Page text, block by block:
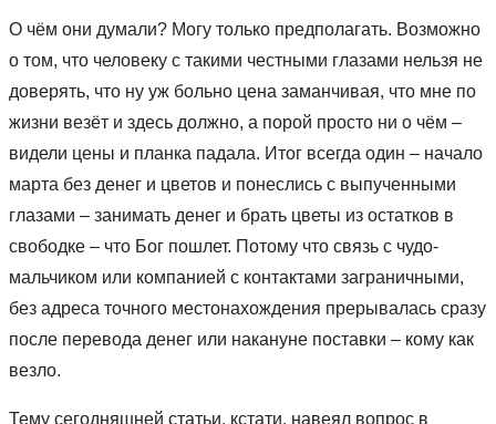
О чём они думали? Могу только предполагать. Возможно
о том, что человеку с такими честными глазами нельзя не
доверять, что ну уж больно цена заманчивая, что мне по
жизни везёт и здесь должно, а порой просто ни о чём –
видели цены и планка падала. Итог всегда один – начало
марта без денег и цветов и понеслись с выпученными
глазами – занимать денег и брать цветы из остатков в
свободке – что Бог пошлет. Потому что связь с чудо-
мальчиком или компанией с контактами заграничными,
без адреса точного местонахождения прерывалась сразу
после перевода денег или накануне поставки – кому как
везло.
Тему сегодняшней статьи, кстати, навеял вопрос в